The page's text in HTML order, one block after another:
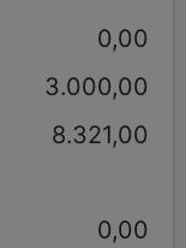
0,00
3.000,00
8.321,00
0,00